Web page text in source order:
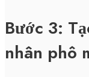
Bước 3:
nhân phô